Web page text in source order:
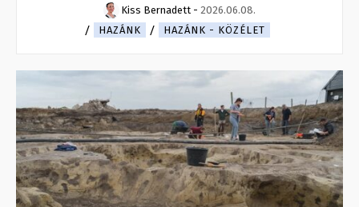
Kiss Bernadett - 2026.06.08.
HAZÁNK
HAZÁNK - KÖZÉLET